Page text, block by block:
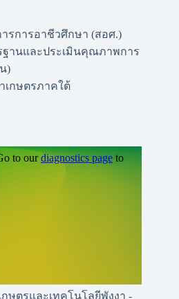
รการอาชีวศึกษา (สอศ.)
ฐานและประเมินคุณภาพการ
)
เกษตรภาคใต้
กษตรและเทคโนโลยีพังงา -